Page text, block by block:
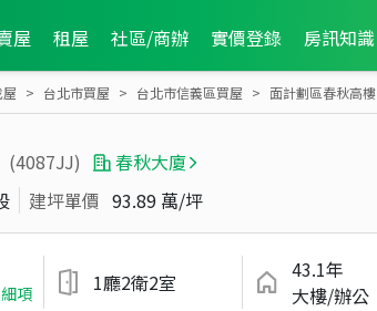
屋 租屋 社區/商辦 實價登錄 房訊知識
台北市買屋 台北市信義區買屋 面計劃區春秋高樓
(4087JJ)
春秋大廈
建坪單價 93.89 萬/坪
細項 1廳2衛2室
43.1年
大樓/辦公